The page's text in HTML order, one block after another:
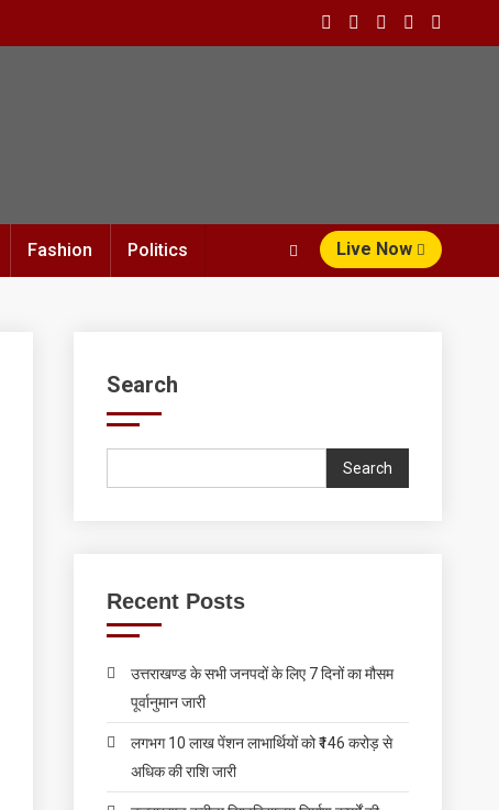
Fashion Politics Live Now
Search
Search
Recent Posts
उत्तराखण्ड के सभी जनपदों के लिए 7 दिनों का मौसम
पूर्वानुमान जारी
लगभग 10 लाख पेंशन लाभार्थियों को ₹146 करोड़ से
अधिक की राशि जारी